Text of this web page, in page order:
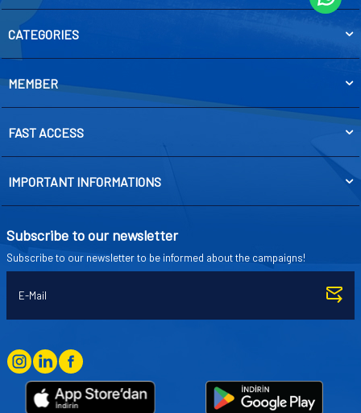
CATEGORIES
MEMBER
FAST ACCESS
IMPORTANT INFORMATIONS
Subscribe to our newsletter
Subscribe to our newsletter to be informed about the campaigns!